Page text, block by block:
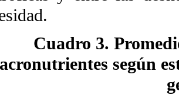
Cuadro 3.
según